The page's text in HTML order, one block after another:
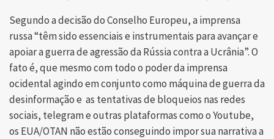
Segundo a decisão do Conselho Europeu, a imprensa
russa “têm sido essenciais e instrumentais para avançar e
apoiar a guerra de agressão da Rússia contra a Ucrânia”. O
fato é, que mesmo com todo o poder da imprensa
ocidental agindo em conjunto como máquina de guerra da
desinformação e as tentativas de bloqueios nas redes
sociais, telegram e outras plataformas como o Youtube,
os EUA/OTAN não estão conseguindo impor sua narrativa a